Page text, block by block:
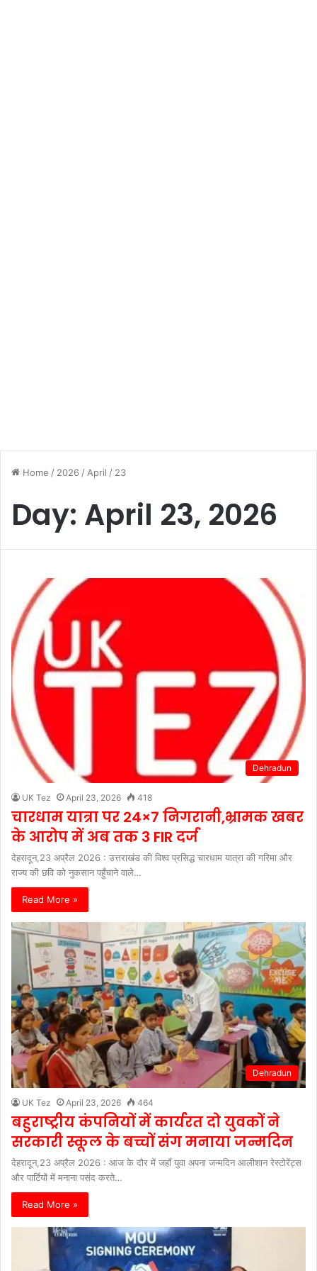
Home / 2026 / April / 23
Day: April 23, 2026
Dehradun
UK Tez April 23, 2026 418
चारधाम यात्रा पर 24×7 निगरानी,भ्रामक खबर
के आरोप में अब तक 3 FIR दर्ज
देहरादून,23 अप्रैल 2026 : उत्तराखंड की विश्व प्रसिद्ध चारधाम यात्रा की गरिमा और
राज्य की छवि को नुकसान पहुँचाने वाले…
Read More »
Dehradun
UK Tez April 23, 2026 464
बहुराष्ट्रीय कंपनियों में कार्यरत दो युवकों ने
सरकारी स्कूल के बच्चों संग मनाया जन्मदिन
देहरादून,23 अप्रैल 2026 : आज के दौर में जहाँ युवा अपना जन्मदिन आलीशान रेस्टोरेंट्स
और पार्टियों में मनाना पसंद करते…
Read More »